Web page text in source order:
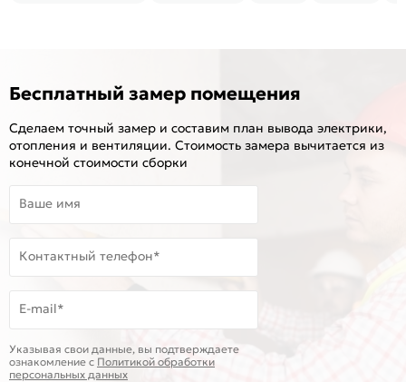
Бесплатный замер помещения
Сделаем точный замер и составим план вывода электрики,
отопления и вентиляции. Стоимость замера вычитается из
конечной стоимости сборки
Ваше имя
Контактный телефон*
E-mail*
Указывая свои данные, вы подтверждаете
ознакомление c Политикой обработки
персональных данных